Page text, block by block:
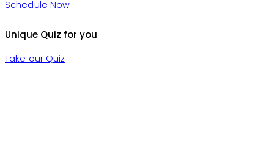
Schedule Now
Unique Quiz for you
Take our Quiz